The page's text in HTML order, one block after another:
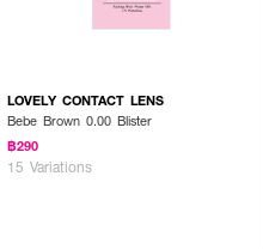
LOVELY CONTACT LENS
Bebe Brown 0.00 Blister
฿290
15 Variations